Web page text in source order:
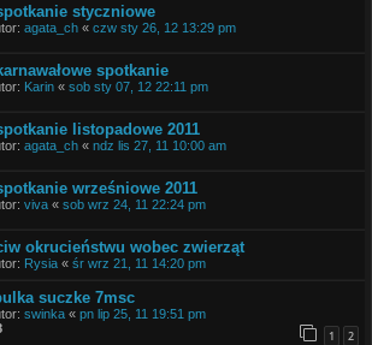
styczniowe
agata_ch « czw sty 26, 12 13:29 pm
spotkanie
Karin « sob sty 07, 12 22:11 pm
listopadowe 2011
agata_ch « ndz lis 27, 11 10:00 am
wrześniowe 2011
viva « sob wrz 24, 11 22:24 pm
okrucieństwu wobec zwierząt
Rysia « śr wrz 21, 11 14:20 pm
suczke 7msc
swinka « pn lip 25, 11 19:51 pm
1 2